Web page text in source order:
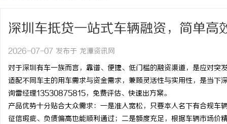
深圳车抵贷一站式车辆融资，简单高
2026-07-07 发布于 龙潭资讯网
对于深圳有车一族而言，靠谱、便捷、低门槛的融资渠道，是应对
适配不同车主的用车需求与资金需求，兼顾灵活性与实用性，是当
询雷经理13530875815，免费评估、快速出方案。
产品优势十分贴合大众需求：一是准入宽松，只要本人名下有合规
征信瑕疵、负债偏高也能顺利通过；二是额度充足，根据车辆市场